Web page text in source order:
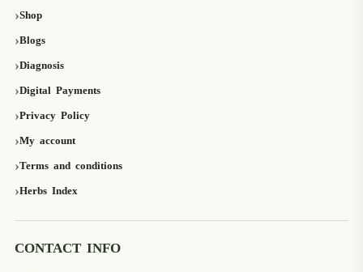
Shop
Blogs
Diagnosis
Digital Payments
Privacy Policy
My account
Terms and conditions
Herbs Index
CONTACT INFO